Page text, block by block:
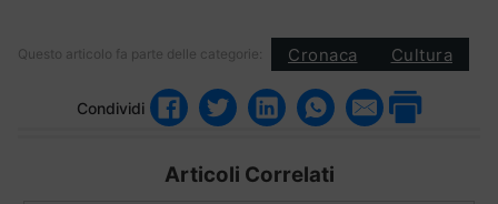
Questo articolo fa parte delle categorie: Cronaca Cultura
Condividi
Articoli Correlati